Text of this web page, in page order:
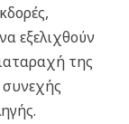
εξελιχθούν
της